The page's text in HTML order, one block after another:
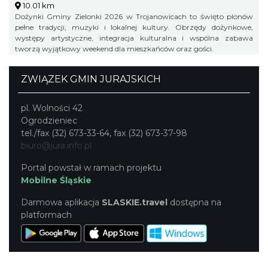
10.01 km
Dożynki Gminy Zielonki 2026 w Trojanowicach to święto plonów
pełne tradycji, muzyki i lokalnej kultury. Obrzędy dożynkowe,
występy artystyczne, integracja kulturalna i wspólna zabawa
tworzą wyjątkowy weekend dla mieszkańców oraz gości.
ZWIĄZEK GMIN JURAJSKICH
pl. Wolności 42
Ogrodzieniec
tel./fax (32) 673-33-64, fax (32) 673-37-98
biuro@jura.info.pl
Portal powstał w ramach projektu
Mobilne Śląskie
Darmowa aplikacja SLASKIE.travel dostępna na
platformach